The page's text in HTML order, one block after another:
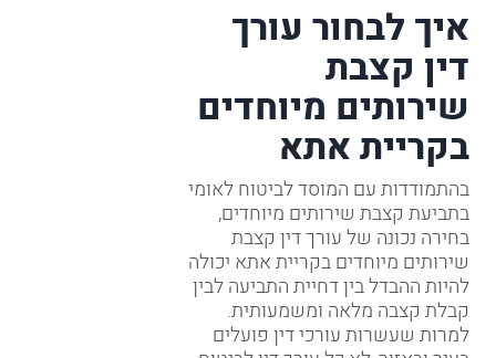
איך לבחור עורך
דין קצבת
שירותים מיוחדים
בקריית אתא
בהתמודדות עם המוסד לביטוח לאומי
בתביעת קצבת שירותים מיוחדים,
בחירה נכונה של עורך דין קצבת
שירותים מיוחדים בקריית אתא יכולה
להיות ההבדל בין דחיית התביעה לבין
קבלת קצבה מלאה ומשמעותית.
למרות שעשרות עורכי דין פועלים